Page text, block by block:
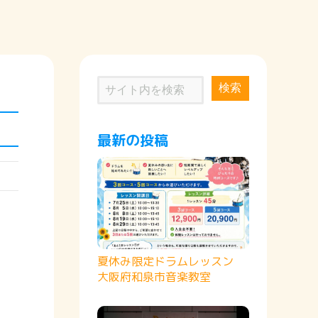
検索
最新の投稿
夏休み限定ドラムレッスン
大阪府和泉市音楽教室